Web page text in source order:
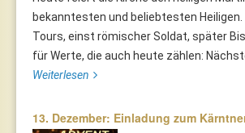
bekanntesten und beliebtesten Heiligen.
Tours, einst römischer Soldat, später
für Werte, die auch heute zählen:
Weiterlesen
13. Dezember: Einladung zum